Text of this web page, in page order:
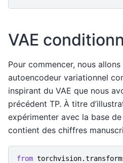
VAE
Pour commencer, nous
autoencodeur variationnel
inspirant du VAE que nous
précédent TP. À titre
expérimenter avec la base
contient des chiffres
from